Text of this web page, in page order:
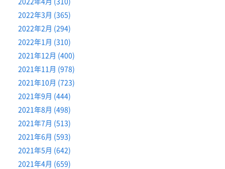
2022年3月 (365)
2022年2月 (294)
2022年1月 (310)
2021年12月 (400)
2021年11月 (978)
2021年10月 (723)
2021年9月 (444)
2021年8月 (498)
2021年7月 (513)
2021年6月 (593)
2021年5月 (642)
2021年4月 (659)